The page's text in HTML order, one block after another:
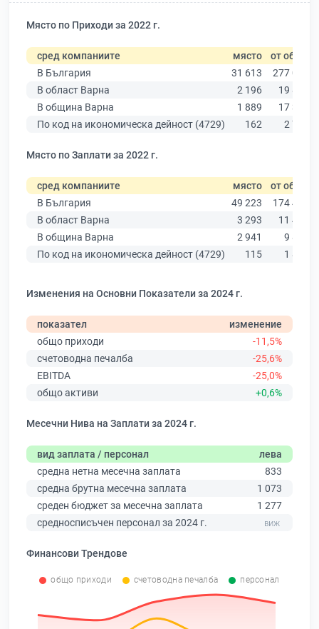
Място по Приходи за 2022 г.
сред компаниите място от общо
В България
31 613
277 019
В област Варна
2 196
19 882
В община Варна
1 889
17 349
По код на икономическа дейност (4729)
162 2 714
Място по Заплати за 2022 г.
сред компаниите място от общо
В България
49 223
174 403
В област Варна
3 293
11 437
В община Варна
2 941
9 876
По код на икономическа дейност (4729)
115 1 823
Изменения на Основни Показатели за 2024 г.
показател
изменение
общо приходи
-11,5%
счетоводна печалба
-25,6%
EBITDA
-25,0%
общо активи
+0,6%
Месечни Нива на Заплати за 2024 г.
вид заплата / персонал
лева
средна нетна месечна заплата
833
средна брутна месечна заплата
1 073
среден бюджет за месечна заплата
1 277
средносписъчен персонал за 2024 г.
Финансови Трендове
общо приходи счетоводна печалба персонал